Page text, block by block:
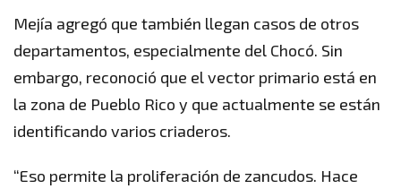
Mejía agregó que también llegan casos de otros
departamentos, especialmente del Chocó. Sin
embargo, reconoció que el vector primario está en
la zona de Pueblo Rico y que actualmente se están
identificando varios criaderos.
“Eso permite la proliferación de zancudos. Hace